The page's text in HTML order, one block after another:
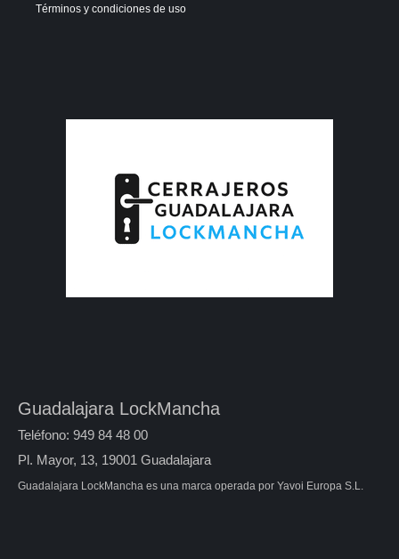
Términos y condiciones de uso
Guadalajara LockMancha
Teléfono: 949 84 48 00
Pl. Mayor, 13, 19001 Guadalajara
Guadalajara LockMancha es una marca operada por Yavoi Europa S.L.